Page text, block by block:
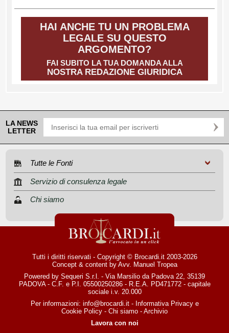
HAI ANCHE TU UN PROBLEMA
LEGALE SU QUESTO
ARGOMENTO?
FAI SUBITO LA TUA DOMANDA ALLA
NOSTRA REDAZIONE GIURIDICA
LA NEWS
LETTER
Tutte le Fonti
Servizio di consulenza legale
Chi siamo
Tutti i diritti riservati - Copyright © Brocardi.it 2003-2026
Concept & content by Avv. Manuel Tropea
Powered by Sequeri S.r.l. - Via Marsilio da Padova 22, 35139
PADOVA - C.F. e P.I. 05500250286 - R.E.A. PD471772 - capitale
sociale i.v. 20.000
Per informazioni: info@brocardi.it- Informativa Privacye
Cookie Policy - Chi siamo - Archivio
Lavora con noi